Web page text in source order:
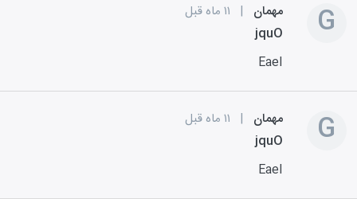
G مهمان | ۱۱ ماه قبل
jquO
EaeI
G مهمان | ۱۱ ماه قبل
jquO
EaeI